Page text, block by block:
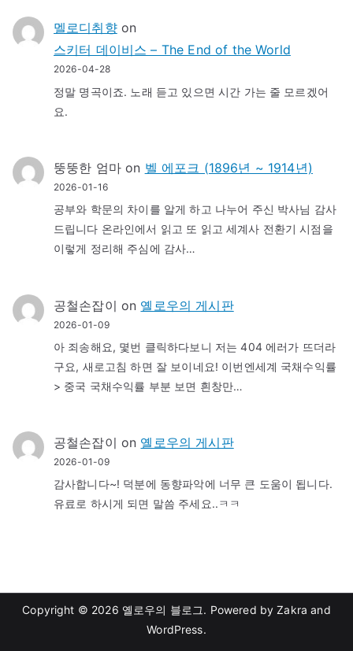
멜로디취향on
스키터 데이비스 – The End of the World
2026-04-28
정말 명곡이죠. 노래 듣고 있으면 시간 가는 줄 모르겠어
요.
뚱뚱한 엄마on 벨 에포크 (1896년 ~ 1914년)
2026-01-16
공부와 학문의 차이를 알게 하고 나누어 주신 박사님 감사
드립니다 온라인에서 읽고 또 읽고 세계사 전환기 시점을
이렇게 정리해 주심에 감사…
공철손잡이 on 옐로우의 게시판
2026-01-09
아 죄송해요, 몇번 클릭하다보니 저는 404 에러가 뜨더라
구요, 새로고침 하면 잘 보이네요! 이번엔세계 국채수익률
> 중국 국채수익률 부분 보면 흰창만…
공철손잡이 on 옐로우의 게시판
2026-01-09
감사합니다~! 덕분에 동향파악에 너무 큰 도움이 됩니다.
유료로 하시게 되면 말씀 주세요..ㅋㅋ
Copyright © 2026 옐로우의 블로그. Powered byZakra and
WordPress.